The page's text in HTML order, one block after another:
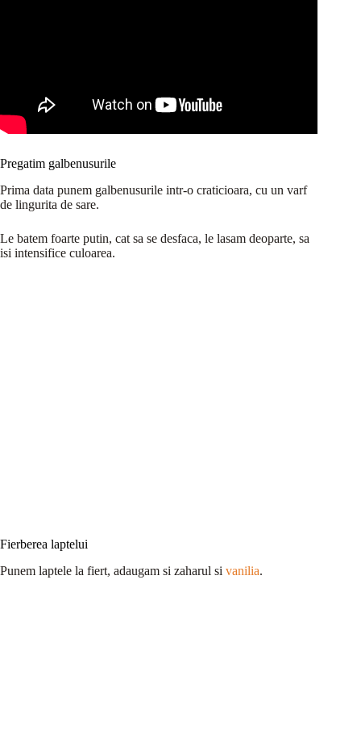
Pregatim galbenusurile
Prima data punem galbenusurile intr-o craticioara, cu un varf
de lingurita de sare.
Le batem foarte putin, cat sa se desfaca, le lasam deoparte, sa
isi intensifice culoarea.
Fierberea laptelui
Punem laptele la fiert, adaugam si zaharul si vanilia.